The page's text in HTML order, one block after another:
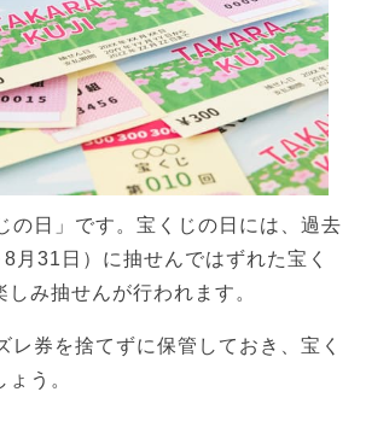
の日」です。宝くじの日には、過去
月31日）に抽せんではずれた宝く
しみ抽せんが行われます。
レ券を捨てずに保管しておき、宝く
う。